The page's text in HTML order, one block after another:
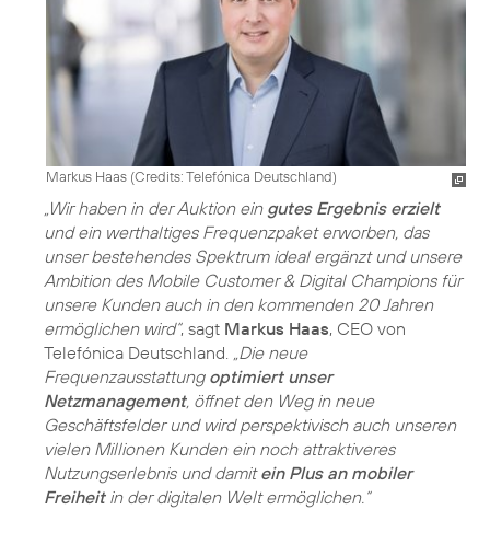
Markus Haas (Credits: Telefónica Deutschland)
„Wir haben in der Auktion ein gutes Ergebnis erzielt
und ein werthaltiges Frequenzpaket erworben, das
unser bestehendes Spektrum ideal ergänzt und unsere
Ambition des Mobile Customer & Digital Champions für
unsere Kunden auch in den kommenden 20 Jahren
ermöglichen wird“, sagt Markus Haas, CEO von
Telefónica Deutschland. „Die neue
Frequenzausstattung optimiert unser
Netzmanagement, öffnet den Weg in neue
Geschäftsfelder und wird perspektivisch auch unseren
vielen Millionen Kunden ein noch attraktiveres
Nutzungserlebnis und damitein Plus an mobiler
Freiheitin der digitalen Welt ermöglichen.“